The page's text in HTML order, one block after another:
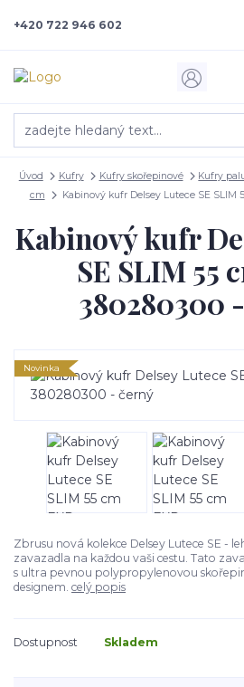
+420 722 946 602
Úvod Kufry Kufry skořepinové Kufry
cm
Kabinový kufr Delsey Lutece SE SLIM
Kabinový kufr
SE SLIM 55
380280300
Novinka
Zbrusu nová kolekce Delsey Lutece SE -
zavazadla na každou vaši cestu. Tato
s ultra pevnou polypropylenovou
designem. celý popis
Dostupnost Skladem